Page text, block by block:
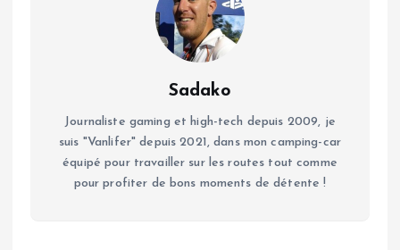
Sadako
Journaliste gaming et high-tech depuis 2009, je
suis "Vanlifer" depuis 2021, dans mon camping-car
équipé pour travailler sur les routes tout comme
pour profiter de bons moments de détente !